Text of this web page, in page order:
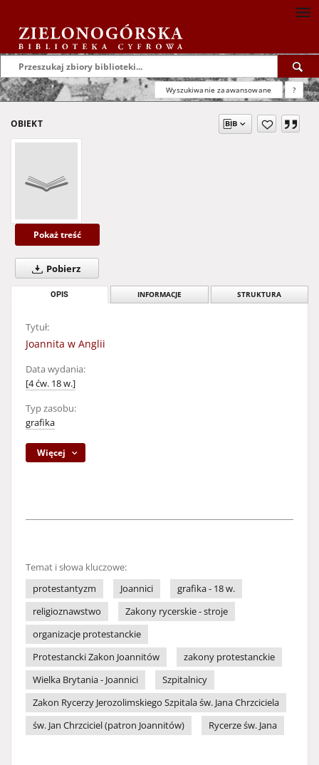
Wyszukiwanie zaawansowane ?
OBIEKT
Pokaż treść
Pobierz
OPIS INFORMACJE STRUKTURA
Tytuł:
Joannita w Anglii
Data wydania:
[4 ćw. 18 w.]
Typ zasobu:
grafika
Więcej
Temat i słowa kluczowe:
protestantyzm
Joannici
grafika - 18 w.
religioznawstwo
Zakony rycerskie - stroje
organizacje protestanckie
Protestancki Zakon Joannitów
zakony protestanckie
Wielka Brytania - Joannici
Szpitalnicy
Zakon Rycerzy Jerozolimskiego Szpitala św. Jana Chrzciciela
św. Jan Chrzciciel (patron Joannitów)
Rycerze św. Jana